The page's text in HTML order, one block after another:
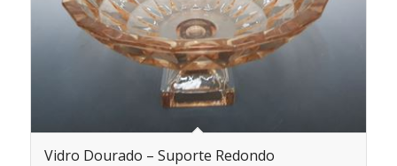
Vidro Dourado – Suporte Redondo